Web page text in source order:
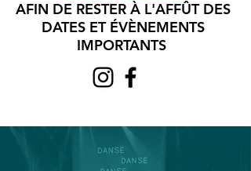
AFIN DE RESTER À L'AFFÛT DES
DATES ET ÉVÈNEMENTS
IMPORTANTS